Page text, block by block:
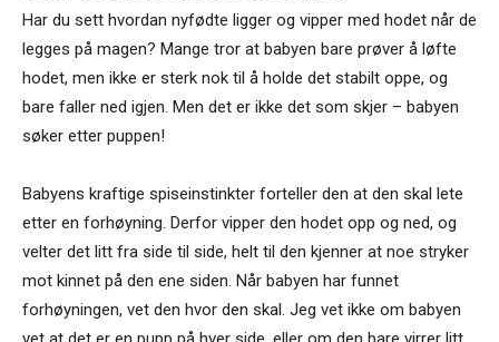
Har du sett hvordan nyfødte ligger og vipper med hodet når de
legges på magen? Mange tror at babyen bare prøver å løfte
hodet, men ikke er sterk nok til å holde det stabilt oppe, og
bare faller ned igjen. Men det er ikke det som skjer – babyen
søker etter puppen!
Babyens kraftige spiseinstinkter forteller den at den skal lete
etter en forhøyning. Derfor vipper den hodet opp og ned, og
velter det litt fra side til side, helt til den kjenner at noe stryker
mot kinnet på den ene siden. Når babyen har funnet
forhøyningen, vet den hvor den skal. Jeg vet ikke om babyen